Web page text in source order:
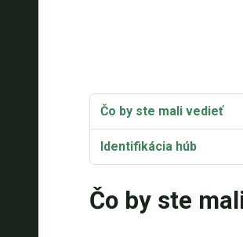
Čo by ste mali vedieť
Identifikácia húb
Čo by ste